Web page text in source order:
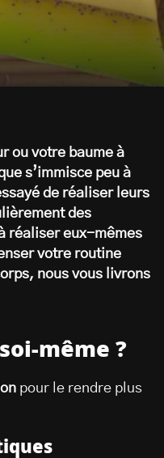
ou votre baume à
s’immisce peu à
de réaliser leurs
des
réaliser eux-mêmes
votre routine
nous vous livrons
même ?
pour le rendre plus